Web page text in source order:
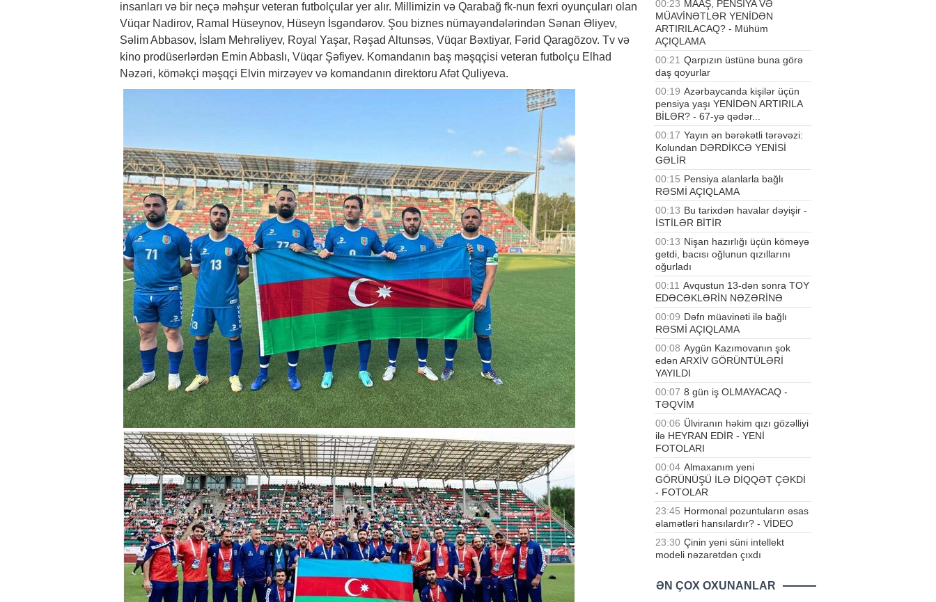
insanları və bir neçə məhşur veteran futbolçular yer alır. Millimizin və Qarabağ fk-nun fexri oyunçuları olan
Vüqar Nadirov, Ramal Hüseynov, Hüseyn İsgəndərov. Şou biznes nümayəndələrindən Sənan Əliyev,
Səlim Abbasov, İslam Mehrəliyev, Royal Yaşar, Rəşad Altunsəs, Vüqar Bəxtiyar, Fərid Qaragözov. Tv və
kino prodüserlərdən Emin Abbaslı, Vüqar Şəfiyev. Komandanın baş məşqçisi veteran futbolçu Elhad
Nəzəri, köməkçi məşqçi Elvin mirzəyev və komandanın direktoru Afət Quliyeva.
00:23 MAAŞ, PENSİYA VƏ
MÜAVİNƏTLƏR YENİDƏN
ARTIRILACAQ? - Mühüm
AÇIQLAMA
00:21 Qarpızın üstünə buna görə
daş qoyurlar
00:19 Azərbaycanda kişilər üçün
pensiya yaşı YENİDƏN ARTIRILA
BİLƏR? - 67-yə qədər...
00:17 Yayın ən bərəkətli tərəvəzi:
Kolundan DƏRDİKCƏ YENİSİ
GƏLİR
00:15 Pensiya alanlarla bağlı
RƏSMİ AÇIQLAMA
00:13 Bu tarixdən havalar dəyişir -
İSTİLƏR BİTİR
00:13 Nişan hazırlığı üçün köməyə
getdi, bacısı oğlunun qızıllarını
oğurladı
00:11 Avqustun 13-dən sonra TOY
EDƏCƏKLƏRİN NƏZƏRİNƏ
00:09 Dəfn müavinəti ilə bağlı
RƏSMİ AÇIQLAMA
00:08 Aygün Kazımovanın şok
edən ARXİV GÖRÜNTÜLƏRİ
YAYILDI
00:07 8 gün iş OLMAYACAQ -
TƏQVİM
00:06 Ülviranın həkim qızı gözəlliyi
ilə HEYRAN EDİR - YENİ
FOTOLARI
00:04 Almaxanım yeni
GÖRÜNÜŞÜ İLƏ DİQQƏT ÇƏKDİ
- FOTOLAR
23:45 Hormonal pozuntuların əsas
əlamətləri hansılardır? - VİDEO
23:30 Çinin yeni süni intellekt
modeli nəzarətdən çıxdı
ƏN ÇOX OXUNANLAR